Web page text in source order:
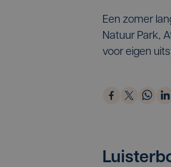
Een zomer
Natuur Park,
voor eigen